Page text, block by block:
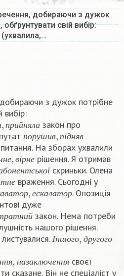
добираючи з дужок
обґрунтувати свій вибір:
з дужок потрібне
вибір:
пр и йняла
а ,прийн
закон про
п о р у ш и в п і дняв
пору шив,підня
На зборах ухвалили
н е в і р н е
чн е,вірнерішення. Я отримав
б онентськ о ї
бонентс ькоїскриньки. Олена
тне
тне враження. Сьогодні у
а в а т о р ескалат ор
ава тор,ескала тор. Опозиція
дуже
р а т н и й
ратн ий закон. Нема потреби
нашого рішення.
Ін ш ог о д р у г о г о
Інш ого,друг
ння н а з а кл ю ч е н нясвоєї
сказане. Він не спеціаліст у